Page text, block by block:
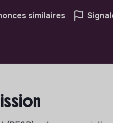
similaires